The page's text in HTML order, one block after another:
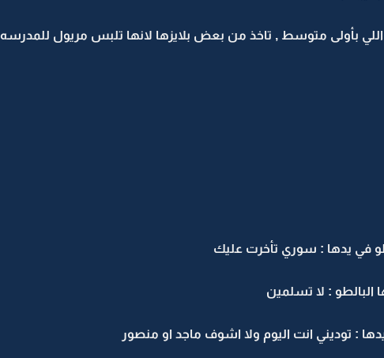
بأولى متوسط , تاخذ من بعض بلايزها لانها تلبس مريول للمدرسه
في يدها : سوري تأخرت عليك
البالطو : لا تسلمين
: توديني انت اليوم ولا اشوف ماجد او منصور